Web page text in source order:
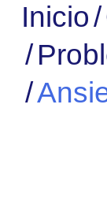
Inicio